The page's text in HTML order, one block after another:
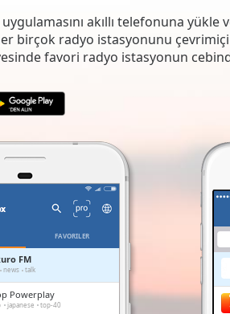
akıllı telefonuna yükle
birçok radyo istasyonunu çevrimiçi
favori radyo istasyonun
FAVORILER
FM
news talk
Powerplay
japanese top-40